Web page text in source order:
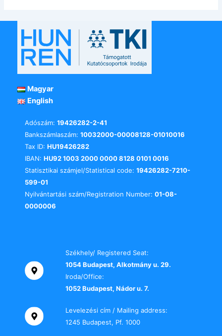
Magyar
English
Adószám: 19426282-2-41
Bankszámlaszám: 10032000-00008128-01010016
Tax ID: HU19426282
IBAN: HU92 1003 2000 0000 8128 0101 0016
Statisztikai számjel/Statistical code: 19426282-7210-
599-01
Nyilvántartási szám/Registration Number: 01-08-
0000006
Székhely/ Registered Seat:
1054 Budapest, Alkotmány u. 29.
Iroda/Office:
1052 Budapest, Nádor u. 7.
Levelezési cím / Mailing address:
1245 Budapest, Pf. 1000